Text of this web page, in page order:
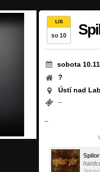
LIS
so 10
sobota
?
Ústí nad
--
--